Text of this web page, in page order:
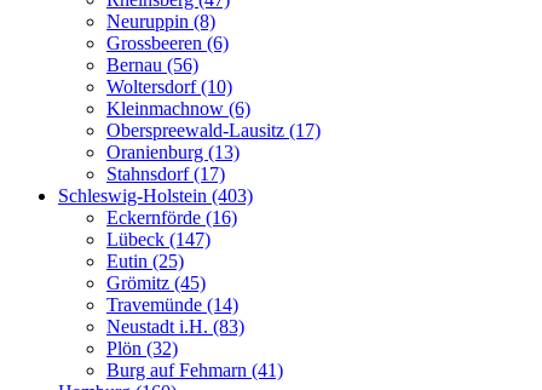
Neuruppin (8)
Grossbeeren (6)
Bernau (56)
Woltersdorf (10)
Kleinmachnow (6)
Oberspreewald-Lausitz (17)
Oranienburg (13)
Stahnsdorf (17)
Schleswig-Holstein (403)
Eckernförde (16)
Lübeck (147)
Eutin (25)
Grömitz (45)
Travemünde (14)
Neustadt i.H. (83)
Plön (32)
Burg auf Fehmarn (41)